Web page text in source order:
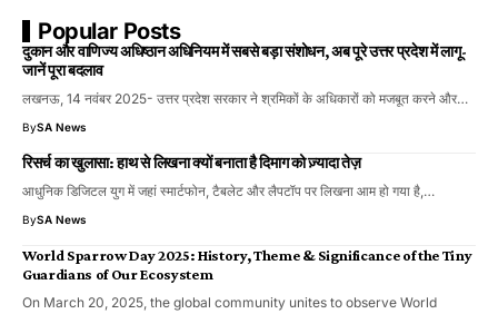
Popular Posts
दुकान और वाणिज्य अधिष्ठान अधिनियम में सबसे बड़ा संशोधन, अब पूरे उत्तर प्रदेश में लागू-
जानें पूरा बदलाव
लखनऊ, 14 नवंबर 2025- उत्तर प्रदेश सरकार ने श्रमिकों के अधिकारों को मजबूत करने और…
BySA News
रिसर्च का खुलासा: हाथ से लिखना क्यों बनाता है दिमाग को ज़्यादा तेज़
आधुनिक डिजिटल युग में जहां स्मार्टफोन, टैबलेट और लैपटॉप पर लिखना आम हो गया है,…
BySA News
World Sparrow Day 2025: History, Theme & Significance of the Tiny
Guardians of Our Ecosystem
On March 20, 2025, the global community unites to observe World